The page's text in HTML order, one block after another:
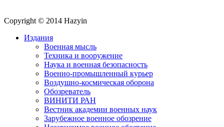
Copyright © 2014 Hazyin
Издания
Военная мысль
Техника и вооружение
Наука и военная безопасность
Военно-промышленный курьер
Воздушно-космическая оборона
Обозреватель
ВИНИТИ РАН
Вестник академии военных наук
Зарубежное военное обозрение